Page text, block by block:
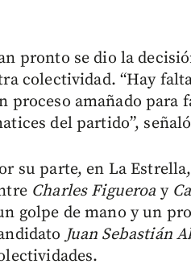
pronto se dio la
colectividad. “Hay
proceso amañado para
del partido”,
su parte, en La
Charles Figueroa y
golpe de mano y un
Juan Sebastián